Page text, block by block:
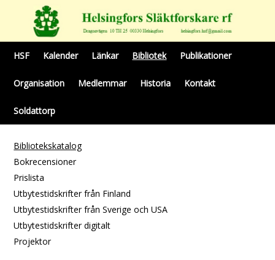
HSF Kalender Länkar Bibliotek Publikationer
Organisation Medlemmar Historia Kontakt
Soldattorp
Bibliotekskatalog
Bokrecensioner
Prislista
Utbytestidskrifter från Finland
Utbytestidskrifter från Sverige och USA
Utbytestidskrifter digitalt
Projektor